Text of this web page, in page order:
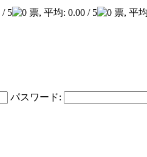
パスワード: